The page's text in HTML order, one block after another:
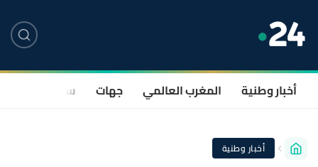
أخبار وطنية المغرب العالمي جهات سياسة
أخبار وطنية